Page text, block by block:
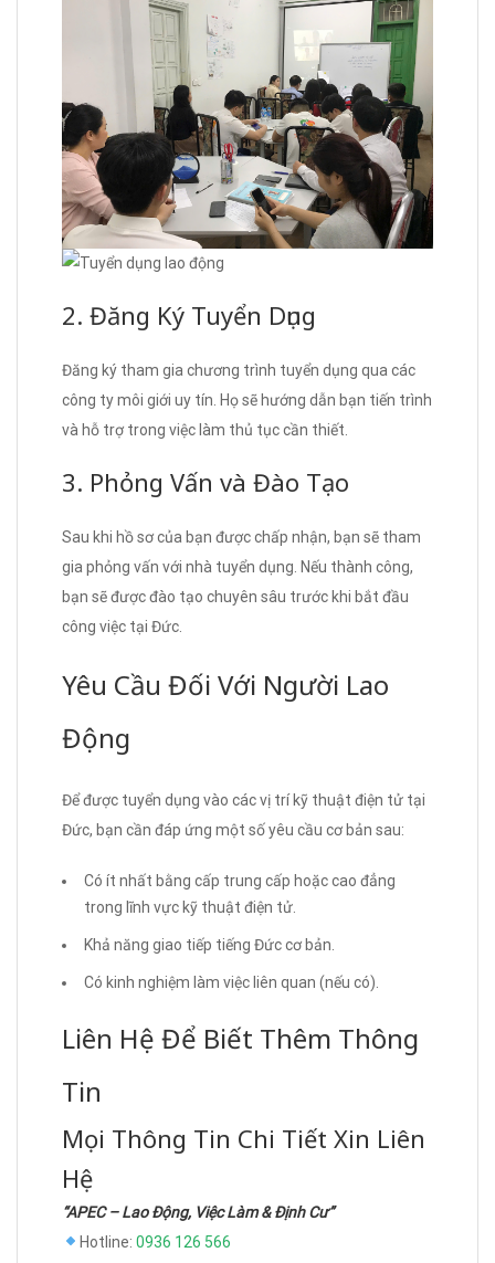
2. Đăng Ký Tuyển Dụng
Đăng ký tham gia chương trình tuyển dụng qua các
công ty môi giới uy tín. Họ sẽ hướng dẫn bạn tiến trình
và hỗ trợ trong việc làm thủ tục cần thiết.
3. Phỏng Vấn và Đào Tạo
Sau khi hồ sơ của bạn được chấp nhận, bạn sẽ tham
gia phỏng vấn với nhà tuyển dụng. Nếu thành công,
bạn sẽ được đào tạo chuyên sâu trước khi bắt đầu
công việc tại Đức.
Yêu Cầu Đối Với Người Lao
Động
Để được tuyển dụng vào các vị trí kỹ thuật điện tử tại
Đức, bạn cần đáp ứng một số yêu cầu cơ bản sau:
Có ít nhất bằng cấp trung cấp hoặc cao đẳng
trong lĩnh vực kỹ thuật điện tử.
Khả năng giao tiếp tiếng Đức cơ bản.
Có kinh nghiệm làm việc liên quan (nếu có).
Liên Hệ Để Biết Thêm Thông
Tin
Mọi Thông Tin Chi Tiết Xin Liên
Hệ
“APEC – Lao Động, Việc Làm & Định Cư”
Hotline: 0936 126 566